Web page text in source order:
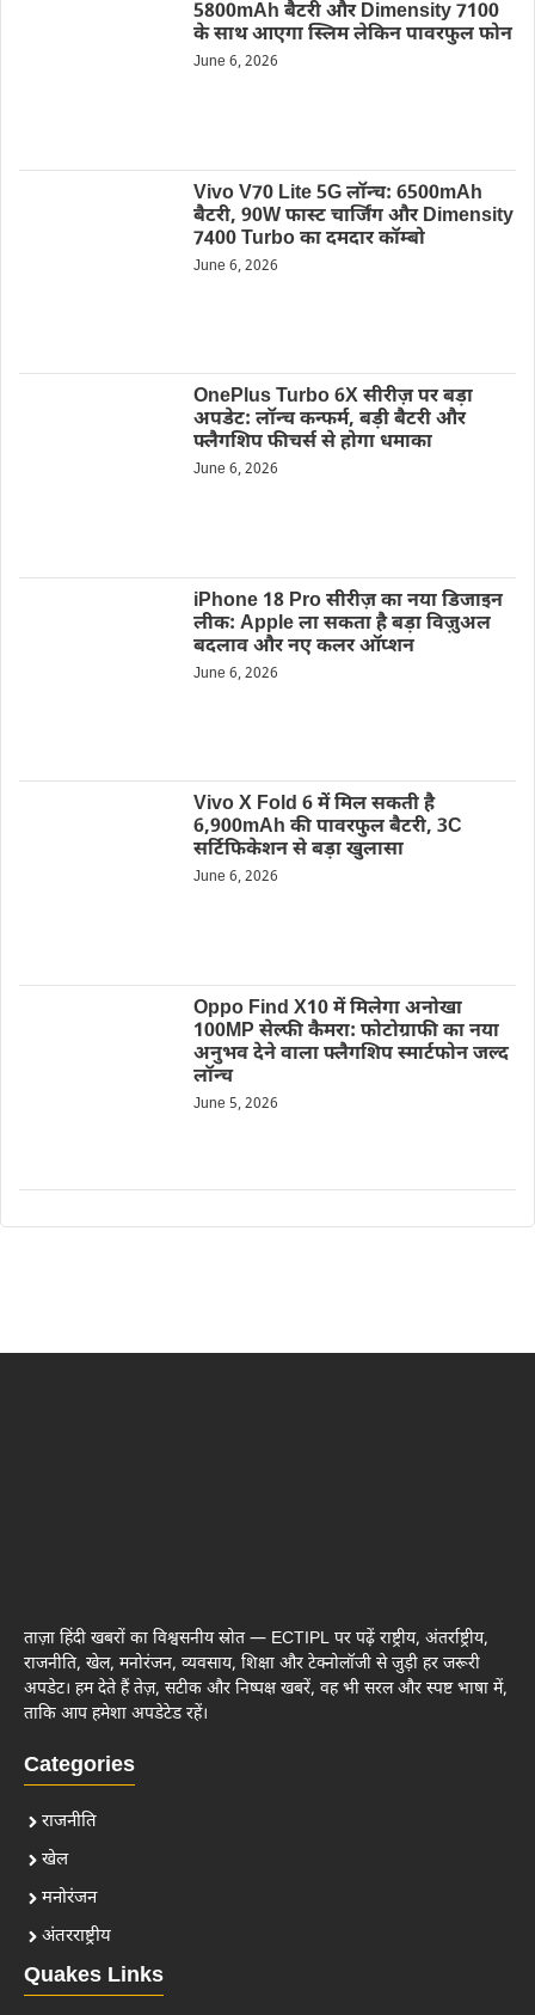
5800mAh बैटरी और Dimensity 7100
के साथ आएगा स्लिम लेकिन पावरफुल फोन
June 6, 2026
Vivo V70 Lite 5G लॉन्च: 6500mAh
बैटरी, 90W फास्ट चार्जिंग और Dimensity
7400 Turbo का दमदार कॉम्बो
June 6, 2026
OnePlus Turbo 6X सीरीज़ पर बड़ा
अपडेट: लॉन्च कन्फर्म, बड़ी बैटरी और
फ्लैगशिप फीचर्स से होगा धमाका
June 6, 2026
iPhone 18 Pro सीरीज़ का नया डिजाइन
लीक: Apple ला सकता है बड़ा विज़ुअल
बदलाव और नए कलर ऑप्शन
June 6, 2026
Vivo X Fold 6 में मिल सकती है
6,900mAh की पावरफुल बैटरी, 3C
सर्टिफिकेशन से बड़ा खुलासा
June 6, 2026
Oppo Find X10 में मिलेगा अनोखा
100MP सेल्फी कैमरा: फोटोग्राफी का नया
अनुभव देने वाला फ्लैगशिप स्मार्टफोन जल्द
लॉन्च
June 5, 2026
ताज़ा हिंदी खबरों का विश्वसनीय स्रोत — ECTIPL पर पढ़ें राष्ट्रीय, अंतर्राष्ट्रीय,
राजनीति, खेल, मनोरंजन, व्यवसाय, शिक्षा और टेक्नोलॉजी से जुड़ी हर जरूरी
अपडेट। हम देते हैं तेज़, सटीक और निष्पक्ष खबरें, वह भी सरल और स्पष्ट भाषा में,
ताकि आप हमेशा अपडेटेड रहें।
Categories
राजनीति
खेल
मनोरंजन
अंतरराष्ट्रीय
Quakes Links